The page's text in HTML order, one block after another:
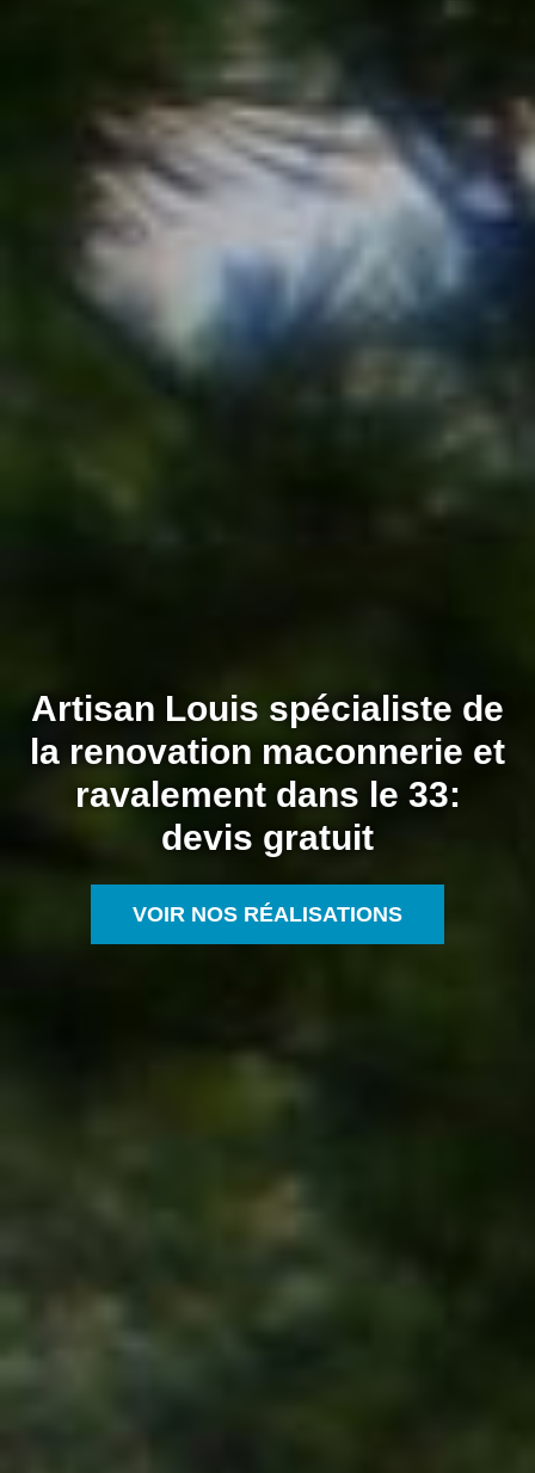
Artisan Louis spécialiste de
la renovation maconnerie et
ravalement dans le 33:
devis gratuit
VOIR NOS RÉALISATIONS